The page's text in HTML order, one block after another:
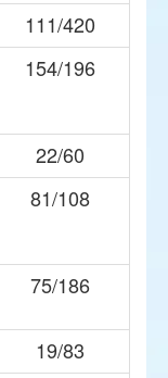
111/420
154/196
22/60
81/108
75/186
19/83